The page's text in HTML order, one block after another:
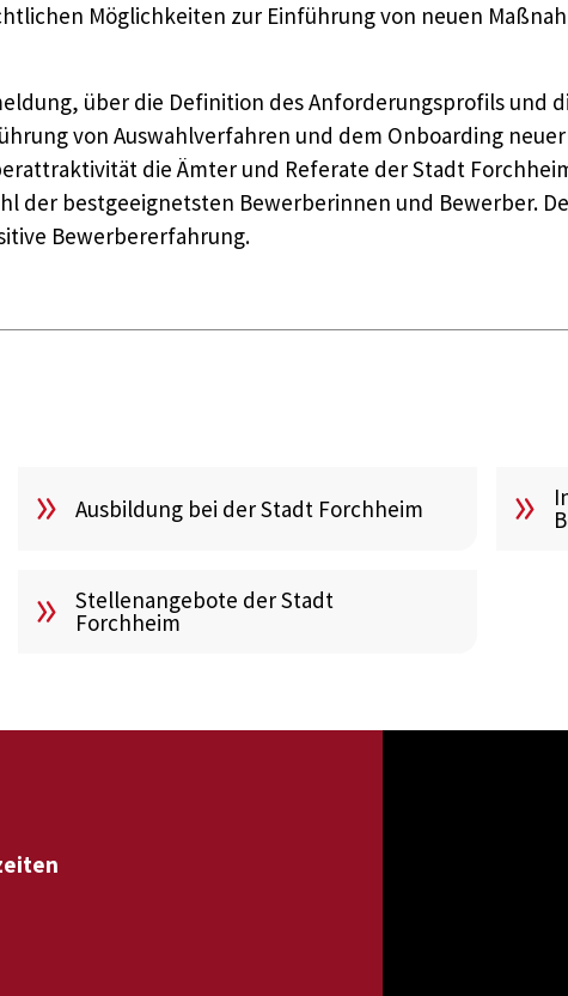
Möglichkeiten zur Einführung von neuen
über die Definition des Anforderungsprofils und
von Auswahlverfahren und dem Onboarding
die Ämter und Referate der Stadt
der bestgeeignetsten Bewerberinnen und Bewerber.
Bewerbererfahrung.
Ausbildung bei der Stadt Forchheim
Stellenangebote der Stadt
Forchheim